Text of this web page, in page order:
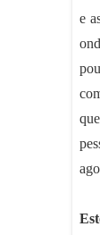
e